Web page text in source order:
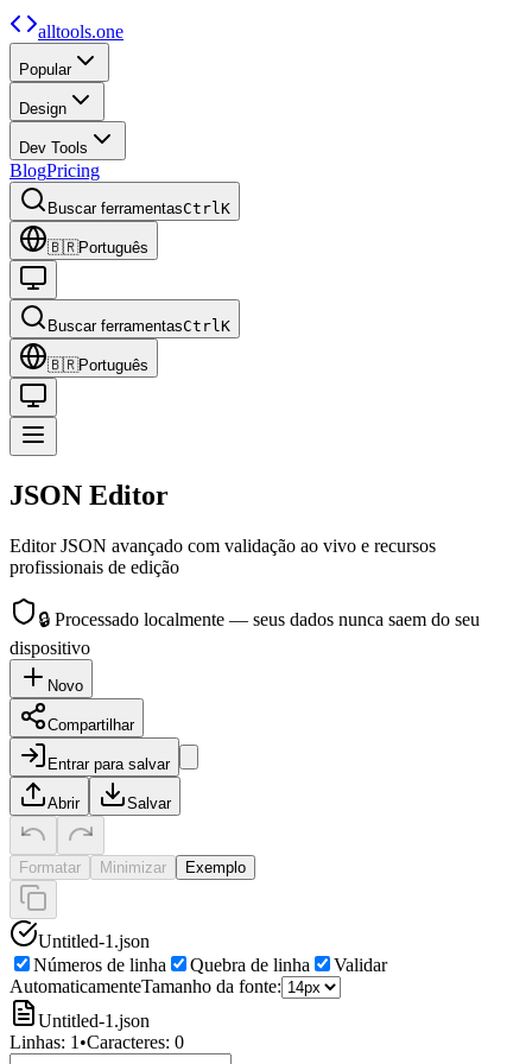
alltools.one
Popular
Design
Dev Tools
BlogPricing
Buscar ferramentasCtrlK
🇧🇷Português
Buscar ferramentasCtrlK
🇧🇷Português
JSON Editor
Editor JSON avançado com validação ao vivo e recursos
profissionais de edição
🔒 Processado localmente — seus dados nunca saem do seu
dispositivo
Novo
Compartilhar
Entrar para salvar
Abrir Salvar
Formatar Minimizar Exemplo
Untitled-1.json
Números de linha
Quebra de linha
Validar
AutomaticamenteTamanho da fonte:
Untitled-1.json
Linhas: 1 •Caracteres: 0